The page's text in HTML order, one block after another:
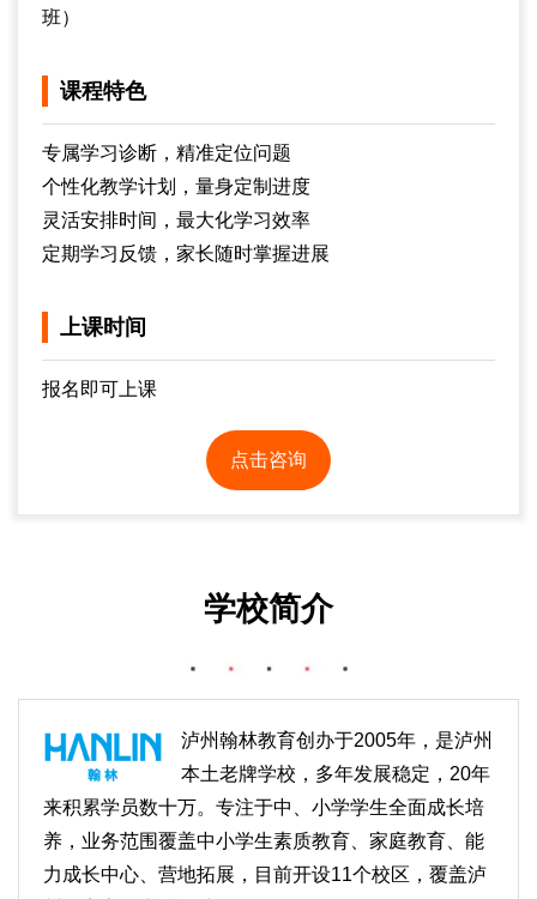
班）
课程特色
专属学习诊断，精准定位问题
个性化教学计划，量身定制进度
灵活安排时间，最大化学习效率
定期学习反馈，家长随时掌握进展
上课时间
报名即可上课
点击咨询
学校简介
泸州翰林教育创办于2005年，是泸州
本土老牌学校，多年发展稳定，20年
来积累学员数十万。专注于中、小学学生全面成长培
养，业务范围覆盖中小学生素质教育、家庭教育、能
力成长中心、营地拓展，目前开设11个校区，覆盖泸